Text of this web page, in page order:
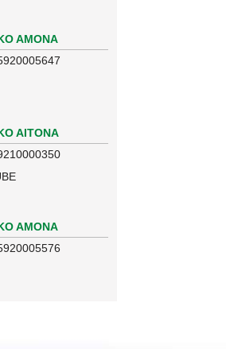
AMONA
AITONA
AMONA